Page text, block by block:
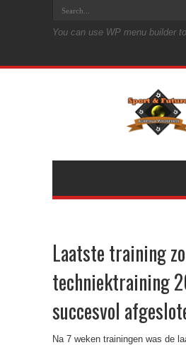
You can use WP menu builder
Laatste training
techniektraining
succesvol
Na 7 weken trainingen was de